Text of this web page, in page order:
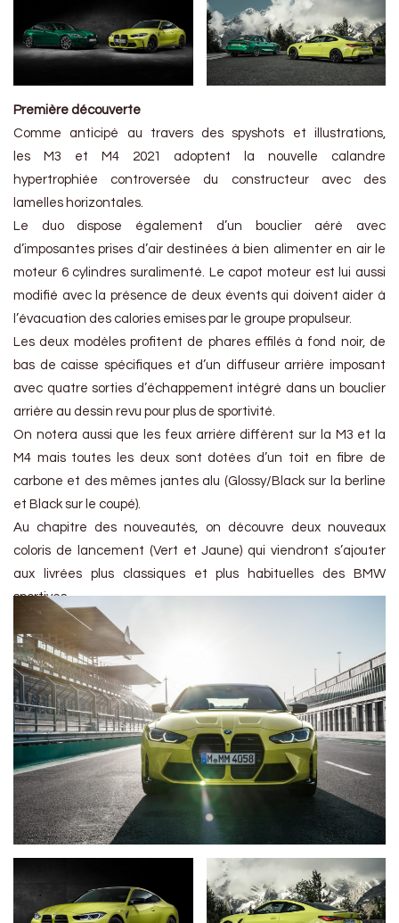
Première découverte
Comme anticipé au travers des spyshots et illustrations,
les M3 et M4 2021 adoptent la nouvelle calandre
hypertrophiée controversée du constructeur avec des
lamelles horizontales.
Le duo dispose également d’un bouclier aéré avec
d’imposantes prises d’air destinées à bien alimenter en air le
moteur 6 cylindres suralimenté. Le capot moteur est lui aussi
modifié avec la présence de deux évents qui doivent aider à
l’évacuation des calories emises par le groupe propulseur.
Les deux modèles profitent de phares effilés à fond noir, de
bas de caisse spécifiques et d’un diffuseur arrière imposant
avec quatre sorties d’échappement intégré dans un bouclier
arrière au dessin revu pour plus de sportivité.
On notera aussi que les feux arrière diffèrent sur la M3 et la
M4 mais toutes les deux sont dotées d’un toit en fibre de
carbone et des mêmes jantes alu (Glossy/Black sur la berline
et Black sur le coupé).
Au chapitre des nouveautés, on découvre deux nouveaux
coloris de lancement (Vert et Jaune) qui viendront s’ajouter
aux livrées plus classiques et plus habituelles des BMW
sportives.